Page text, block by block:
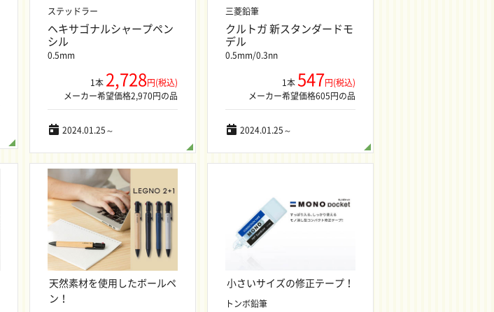
ステッドラー
ヘキサゴナルシャープペン
シル
0.5mm
1本 2,728円(税込)
メーカー希望価格2,970円の品
2024.01.25～
三菱鉛筆
クルトガ 新スタンダードモ
デル
0.5mm/0.3nn
1本547円(税込)
メーカー希望価格605円の品
2024.01.25～
天然素材を使用したボールペ
ン！
小さいサイズの修正テープ！
トンボ鉛筆